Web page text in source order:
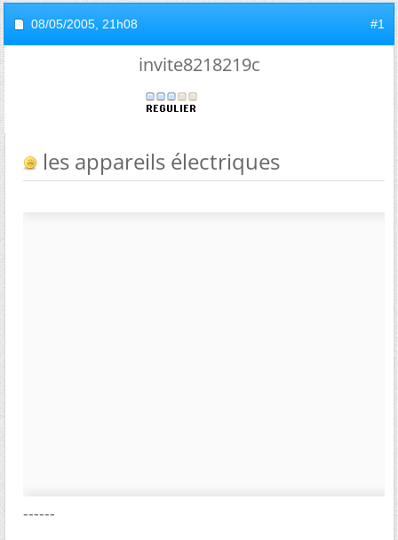
08/05/2005, 21h08 #1
invite8218219c
les appareils électriques
------